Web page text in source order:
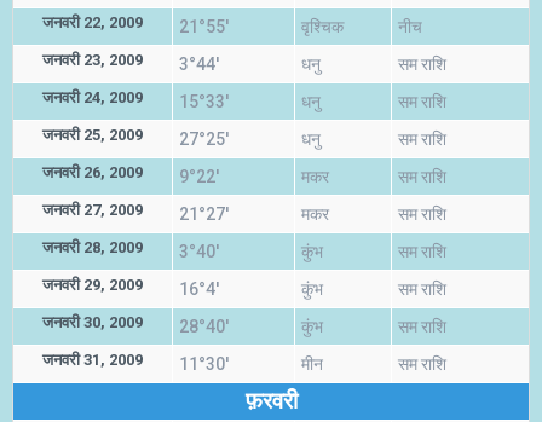
जनवरी 22, 2009 21°55' वृश्चिक नीच
जनवरी 23, 2009 3°44' धनु सम राशि
जनवरी 24, 2009 15°33' धनु सम राशि
जनवरी 25, 2009 27°25' धनु सम राशि
जनवरी 26, 2009 9°22' मकर सम राशि
जनवरी 27, 2009 21°27' मकर सम राशि
जनवरी 28, 2009 3°40' कुंभ सम राशि
जनवरी 29, 2009 16°4' कुंभ सम राशि
जनवरी 30, 2009 28°40' कुंभ सम राशि
जनवरी 31, 2009 11°30' मीन सम राशि
फ़रवरी